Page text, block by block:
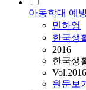
아동학대 예
민하영
한국생
2016
한국생
원문보기